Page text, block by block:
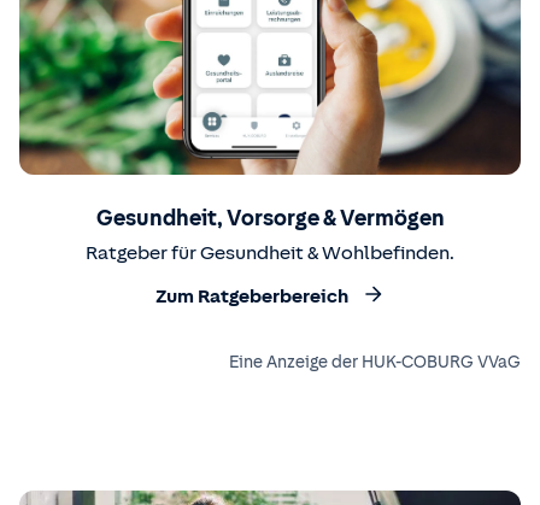
Gesundheit, Vorsorge & Vermögen
Ratgeber für Gesundheit & Wohlbefinden.
Zum Ratgeberbereich
Eine Anzeige der HUK-COBURG VVaG